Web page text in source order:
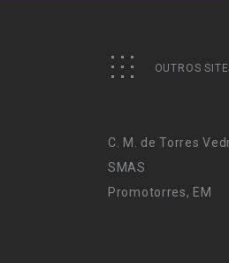
OUTROS
C. M. de Torres
SMAS
Promotorres, EM